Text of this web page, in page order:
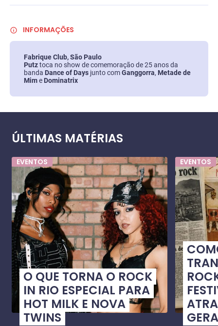
INFORMAÇÕES
Fabrique Club, São Paulo
Putztoca no show de comemoração de 25 anos da
banda Dance of Days junto comGanggorra, Metade de
Mime Dominatrix
ÚLTIMAS MATÉRIAS
EVENTOS
O QUE TORNA O ROCK
IN RIO ESPECIAL PARA
HOT MILK E NOVA
TWINS
EVENTOS